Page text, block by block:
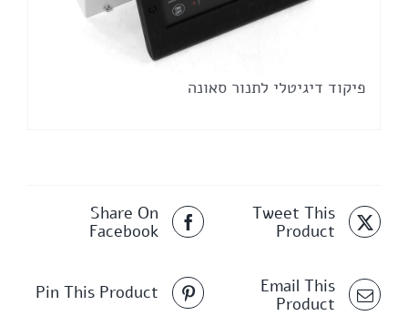
פיקוד דיגיטלי לתנור סאונה
Share On
Facebook
Tweet This
Product
Pin This Product
Email This
Product